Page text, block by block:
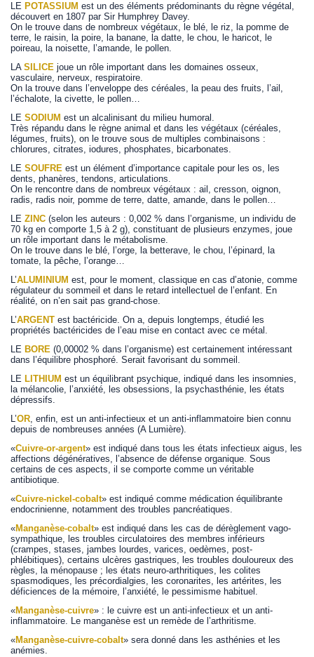
LE POTASSIUM est un des éléments prédominants du règne végétal,
découvert en 1807 par Sir Humphrey Davey.
On le trouve dans de nombreux végétaux, le blé, le riz, la pomme de
terre, le raisin, la poire, la banane, la datte, le chou, le haricot, le
poireau, la noisette, l’amande, le pollen.
LASILICE joue un rôle important dans les domaines osseux,
vasculaire, nerveux, respiratoire.
On la trouve dans l’enveloppe des céréales, la peau des fruits, l’ail,
l’échalote, la civette, le pollen…
LESODIUM est un alcalinisant du milieu humoral.
Très répandu dans le règne animal et dans les végétaux (céréales,
légumes, fruits), on le trouve sous de multiples combinaisons :
chlorures, citrates, iodures, phosphates, bicarbonates.
LESOUFRE est un élément d’importance capitale pour les os, les
dents, phanères, tendons, articulations.
On le rencontre dans de nombreux végétaux : ail, cresson, oignon,
radis, radis noir, pomme de terre, datte, amande, dans le pollen…
LEZINC (selon les auteurs : 0,002 % dans l’organisme, un individu de
70 kg en comporte 1,5 à 2 g), constituant de plusieurs enzymes, joue
un rôle important dans le métabolisme.
On le trouve dans le blé, l’orge, la betterave, le chou, l’épinard, la
tomate, la pêche, l’orange…
L’ALUMINIUM est, pour le moment, classique en cas d’atonie, comme
régulateur du sommeil et dans le retard intellectuel de l’enfant. En
réalité, on n’en sait pas grand-chose.
L’ARGENT est bactéricide. On a, depuis longtemps, étudié les
propriétés bactéricides de l’eau mise en contact avec ce métal.
LE BORE (0,00002 % dans l’organisme) est certainement intéressant
dans l’équilibre phosphoré. Serait favorisant du sommeil.
LE LITHIUM est un équilibrant psychique, indiqué dans les insomnies,
la mélancolie, l’anxiété, les obsessions, la psychasthénie, les états
dépressifs.
L’OR, enfin, est un anti-infectieux et un anti-inflammatoire bien connu
depuis de nombreuses années (A Lumière).
«Cuivre-or-argent» est indiqué dans tous les états infectieux aigus, les
affections dégénératives, l’absence de défense organique. Sous
certains de ces aspects, il se comporte comme un véritable
antibiotique.
«Cuivre-nickel-cobalt» est indiqué comme médication équilibrante
endocrinienne, notamment des troubles pancréatiques.
«Manganèse-cobalt» est indiqué dans les cas de dérèglement vago-
sympathique, les troubles circulatoires des membres inférieurs
(crampes, stases, jambes lourdes, varices, oedèmes, post-
phlébitiques), certains ulcères gastriques, les troubles douloureux des
règles, la ménopause ; les états neuro-arthritiques, les colites
spasmodiques, les précordialgies, les coronarites, les artérites, les
déficiences de la mémoire, l’anxiété, le pessimisme habituel.
«Manganèse-cuivre» : le cuivre est un anti-infectieux et un anti-
inflammatoire. Le manganèse est un remède de l’arthritisme.
«Manganèse-cuivre-cobalt» sera donné dans les asthénies et les
anémies.